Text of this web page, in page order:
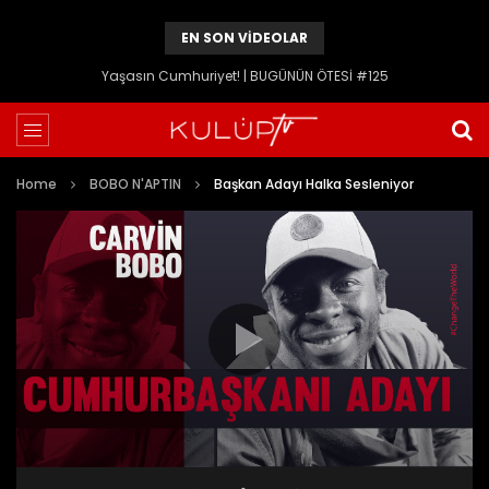
EN SON VIDEOLAR
Yaşasın Cumhuriyet! | BUGÜNÜN ÖTESİ #125
Home BOBO N'APTIN Başkan Adayı Halka Sesleniyor